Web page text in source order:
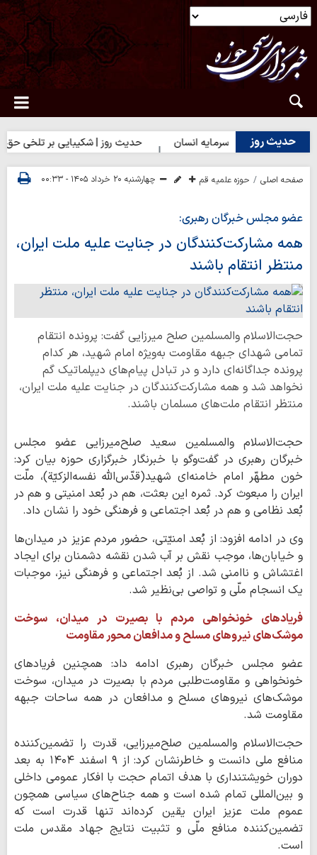
حدیث روز
روز | بهترین سرمایه انسان حدیث روز | شکیبایی بر تلخی حق
صفحه اصلی حوزه علمیه قم چهارشنبه ۲۰ خرداد ۱۴۰۵ - ۰۰:۳۳
عضو مجلس خبرگان رهبری:
همه مشارکت‌کنندگان در جنایت علیه ملت ایران،
منتظر انتقام باشند
حجت‌الاسلام والمسلمین صلح میرزایی گفت: پرونده انتقام
تمامی شهدای جبهه مقاومت به‌ویژه امام شهید، هر کدام
پرونده جداگانه‌ای دارد و در تبادل پیام‌های دیپلماتیک گم
نخواهد شد و همه مشارکت‌کنندگان در جنایت علیه ملت ایران،
منتظر انتقام ملت‌های مسلمان باشند.
حجت‌الاسلام والمسلمین سعید صلح‌میرزایی عضو مجلس
خبرگان رهبری در گفت‌وگو با خبرنگار خبرگزاری حوزه بیان کرد:
خون مطهّر امام خامنه‌ای شهید(قدّس‌الله نفسه‌الزکیّة)، ملّت
ایران را مبعوث کرد. ثمره این بعثت، هم در بُعد امنیتی و هم در
بُعد نظامی و هم در بُعد اجتماعی و فرهنگی خود را نشان داد.
وی در ادامه افزود: از بُعد امنیّتی، حضور مردم عزیز در میدان‌ها
و خیابان‌ها، موجب نقش بر آب شدن نقشه دشمنان برای ایجاد
اغتشاش و ناامنی شد. از بُعد اجتماعی و فرهنگی نیز، موجبات
یک انسجام ملّی و تواصی بی‌نظیر شد.
فریادهای خونخواهی مردم با بصیرت در میدان، سوخت
موشک‌های نیروهای مسلح و مدافعان محور مقاومت
عضو مجلس خبرگان رهبری ادامه داد: همچنین فریادهای
خونخواهی و مقاومت‌طلبی مردم با بصیرت در میدان، سوخت
موشک‌های نیروهای مسلح و مدافعان در همه ساحات جبهه
مقاومت شد.
حجت‌الاسلام والمسلمین صلح‌میرزایی، قدرت را تضمین‌کننده
منافع ملی دانست و خاطرنشان کرد: از ۹ اسفند ۱۴۰۴ به بعد
دوران خویشتنداری با هدف اتمام حجت با افکار عمومی داخلی
و بین‌المللی تمام شده است و همه جناح‌های سیاسی همچون
عموم ملت عزیز ایران یقین کرده‌اند تنها قدرت است که
تضمین‌کننده منافع ملّی و تثبیت نتایج جهاد مقدس ملت
است.